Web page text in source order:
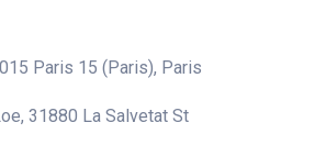
Paris 15 (Paris), Paris
31880 La Salvetat St